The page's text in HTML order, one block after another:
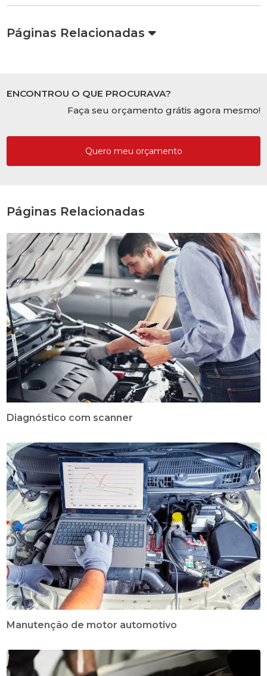
Páginas Relacionadas
ENCONTROU O QUE PROCURAVA?
Faça seu orçamento grátis agora mesmo!
Quero meu orçamento
Páginas Relacionadas
Diagnóstico com scanner
Manutenção de motor automotivo